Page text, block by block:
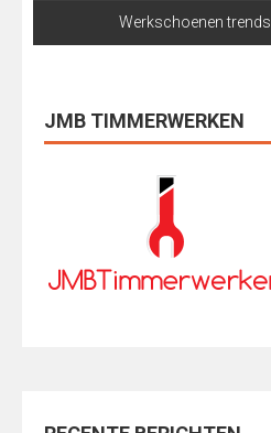
Werkschoenen trends
JMB TIMMERWERKEN